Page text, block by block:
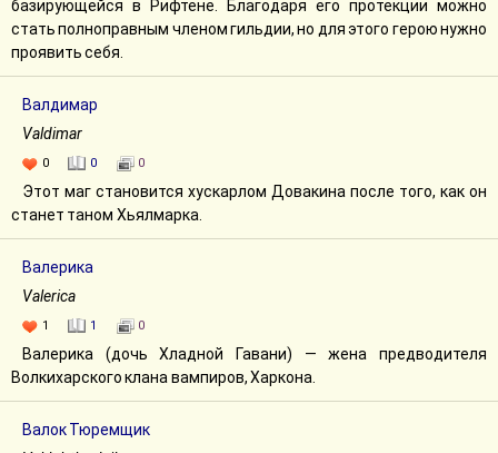
базирующейся в Рифтене. Благодаря его протекции можно
стать полноправным членом гильдии, но для этого герою нужно
проявить себя.
Валдимар
Valdimar
0 0 0
Этот маг становится хускарлом Довакина после того, как он
станет таном Хьялмарка.
Валерика
Valerica
1 1 0
Валерика (дочь Хладной Гавани) — жена предводителя
Волкихарского клана вампиров, Харкона.
Валок Тюремщик